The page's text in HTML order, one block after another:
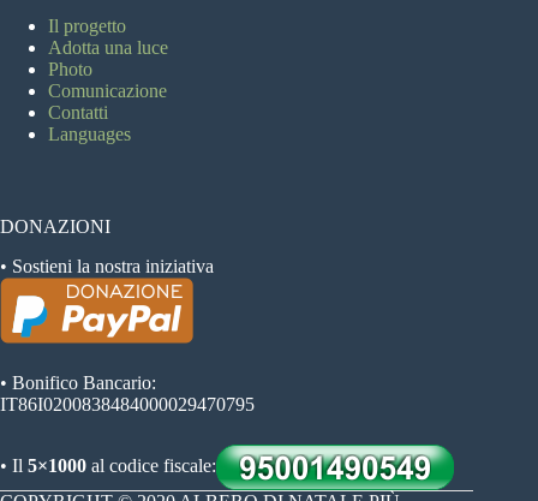
Il progetto
Adotta una luce
Photo
Comunicazione
Contatti
Languages
DONAZIONI
• Sostieni la nostra iniziativa
• Bonifico Bancario:
IT86I0200838484000029470795
• Il 5×1000 al codice fiscale: